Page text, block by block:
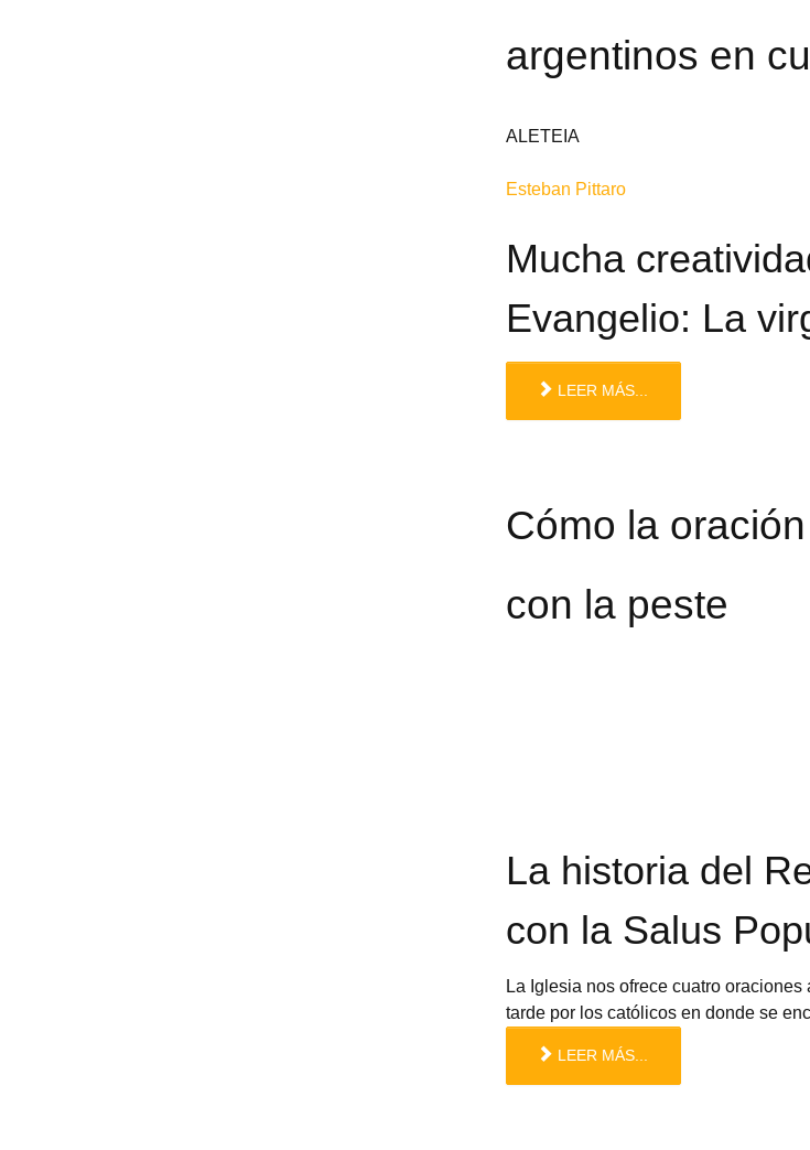
argentinos en
ALETEIA
Esteban Pittaro
Mucha
Evangelio: La
LEER MÁS...
Cómo la
con la peste
La historia del
con la Salus
La Iglesia nos ofrece cuatro
tarde por los católicos en donde se
LEER MÁS...